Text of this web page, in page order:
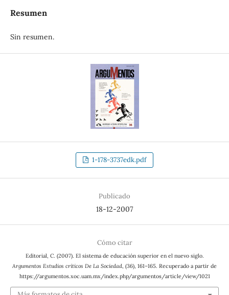
Resumen
Sin resumen.
1-178-3737edk.pdf
Publicado
18-12-2007
Cómo citar
Editorial, C. (2007). El sistema de educación superior en el nuevo siglo.
Argumentos Estudios críticos De La Sociedad, (36), 161–165. Recuperado a partir de
https://argumentos.xoc.uam.mx/index.php/argumentos/article/view/1021